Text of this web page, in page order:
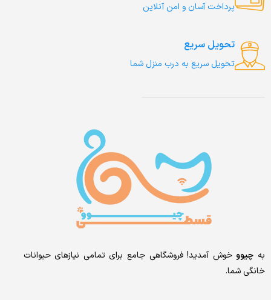
پرداخت آسان و امن آنلاین
تحویل سریع
تحویل سریع به درب منزل شما
به چیوو خوش آمدید! فروشگاهی جامع برای تمامی نیازهای حیوانات
خانگی شما.